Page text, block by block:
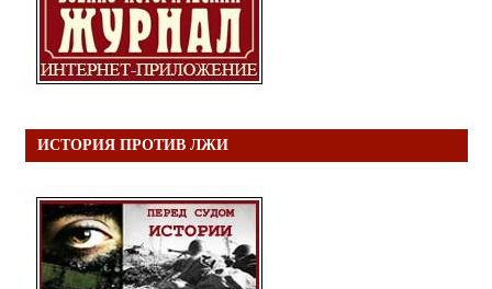
ИСТОРИЯ ПРОТИВ ЛЖИ